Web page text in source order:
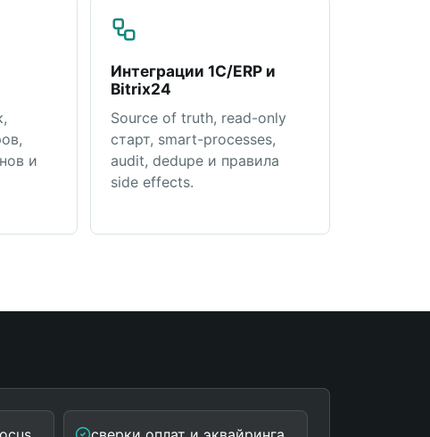
и
Интеграции 1С/ERP и
Bitrix24
Source of truth, read-only
старт, smart-processes,
audit, dedupe и правила
side effects.